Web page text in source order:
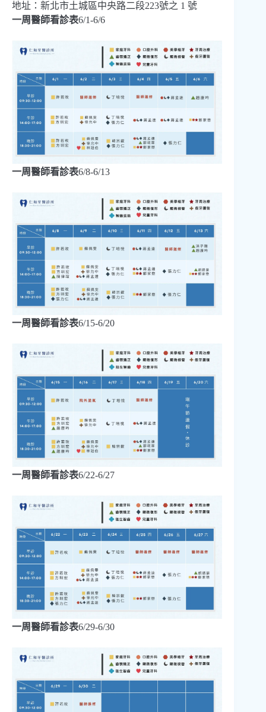
地址：新北市土城區中央路二段223號之 1 號
一周醫師看診表6/1-6/6
一周醫師看診表6/8-6/13
一周醫師看診表6/15-6/20
一周醫師看診表6/22-6/27
一周醫師看診表6/29-6/30